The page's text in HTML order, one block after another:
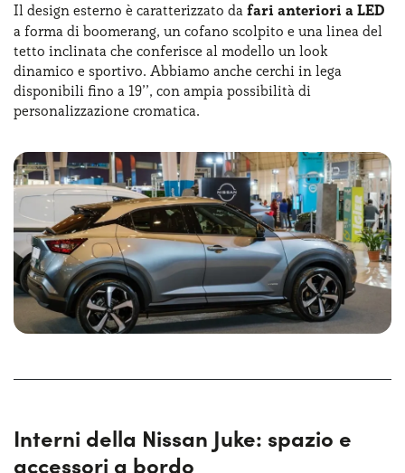
Il design esterno è caratterizzato da fari anteriori a LED
a forma di boomerang, un cofano scolpito e una linea del
tetto inclinata che conferisce al modello un look
dinamico e sportivo. Abbiamo anche cerchi in lega
disponibili fino a 19’’, con ampia possibilità di
personalizzazione cromatica.
Interni della Nissan Juke: spazio e
accessori a bordo